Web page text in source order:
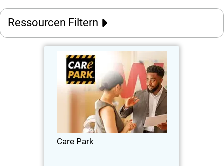
Ressourcen Filtern
Care Park
Care Park senkte die Kosten um 35 %,
verbesserte die Sicherheitsintegration
und erweiterte die Abdeckung über
Netzwerk, Endpunkte und Server
hinweg.